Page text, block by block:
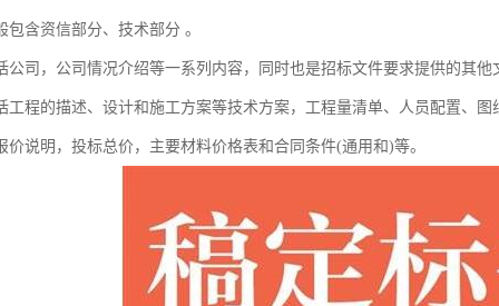
包含资信部分、技术部分 。
公司，公司情况介绍等一系列内容，同时也是招标文件要求提供的其
工程的描述、设计和施工方案等技术方案，工程量清单、人员配置、
价说明，投标总价，主要材料价格表和合同条件(通用和)等。